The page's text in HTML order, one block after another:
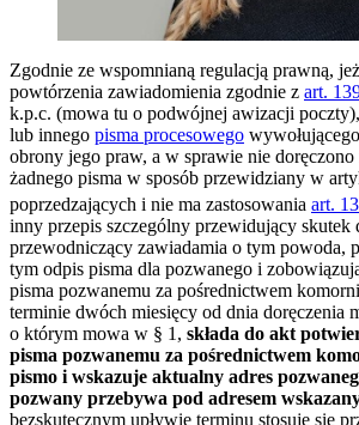
Zgodnie ze wspomnianą regulacją prawną,
powtórzenia zawiadomienia zgodnie z art.
k.p.c. (mowa tu o podwójnej awizacji
lub innego pisma procesowego
obrony jego praw, a w sprawie nie doręczono
żadnego pisma w sposób przewidziany w
poprzedzających i nie ma zastosowania art.
inny przepis szczególny przewidujący skutek
przewodniczący zawiadamia o tym powoda,
tym odpis pisma dla pozwanego i
pisma pozwanemu za pośrednictwem
terminie dwóch miesięcy od dnia doręczenia
o którym mowa w § 1, składa do akt
pisma pozwanemu za pośrednictwem
pismo i wskazuje aktualny adres
pozwany przebywa pod adresem
bezskutecznym upływie terminu stosuje się